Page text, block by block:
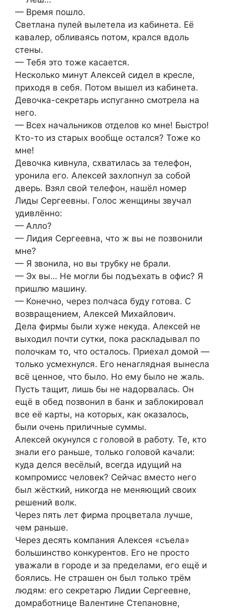
— Время пошло.
Светлана пулей вылетела из кабинета. Её
кавалер, обливаясь потом, крался вдоль
стены.
— Тебя это тоже касается.
Несколько минут Алексей сидел в кресле,
приходя в себя. Потом вышел из кабинета.
Девочка-секретарь испуганно смотрела на
него.
— Всех начальников отделов ко мне! Быстро!
Кто-то из старых вообще остался? Тоже ко
мне!
Девочка кивнула, схватилась за телефон,
уронила его. Алексей захлопнул за собой
дверь. Взял свой телефон, нашёл номер
Лиды Сергеевны. Голос женщины звучал
удивлённо:
— Алло?
— Лидия Сергеевна, что ж вы не позвонили
мне?
— Я звонила, но вы трубку не брали.
— Эх вы… Не могли бы подъехать в офис? Я
пришлю машину.
— Конечно, через полчаса буду готова. С
возвращением, Алексей Михайлович.
Дела фирмы были хуже некуда. Алексей не
выходил почти сутки, пока раскладывал по
полочкам то, что осталось. Приехал домой —
только усмехнулся. Его ненаглядная вынесла
всё ценное, что было. Но ему было не жаль.
Пусть тащит, лишь бы не надорвалась. Он
ещё в обед позвонил в банк и заблокировал
все её карты, на которых, как оказалось,
были очень приличные суммы.
Алексей окунулся с головой в работу. Те, кто
знали его раньше, только головой качали:
куда делся весёлый, всегда идущий на
компромисс человек? Сейчас вместо него
был жёсткий, никогда не меняющий своих
решений волк.
Через пять лет фирма процветала лучше,
чем раньше.
Через десять компания Алексея «съела»
большинство конкурентов. Его не просто
уважали в городе и за пределами, его ещё и
боялись. Не страшен он был только трём
людям: его секретарю Лидии Сергеевне,
домработнице Валентине Степановне,